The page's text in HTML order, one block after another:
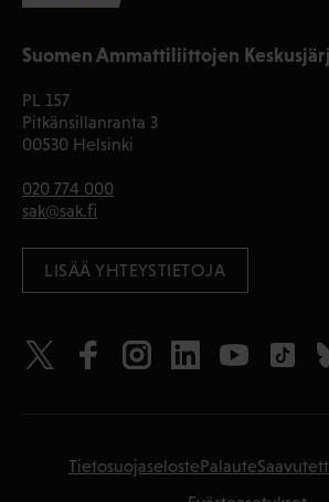
Suomen Ammattiliittojen
PL 157
Pitkänsillanranta 3
00530 Helsinki
020 774 000
sak@sak.fi
LISÄÄ YHTEYSTIETOJA
TietosuojaselostePalaute